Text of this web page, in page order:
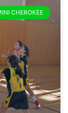
CHEROKEE